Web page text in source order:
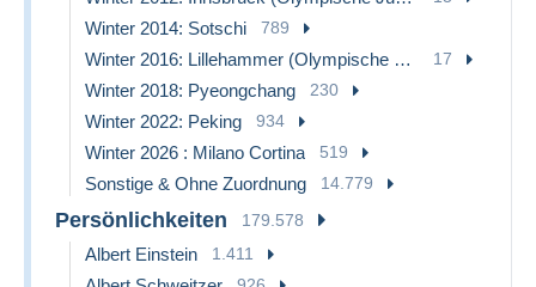
Winter 2014: Sotschi 789
Winter 2016: Lillehammer (Olympische Jugendspiele) 17
Winter 2018: Pyeongchang 230
Winter 2022: Peking 934
Winter 2026 : Milano Cortina 519
Sonstige & Ohne Zuordnung 14.779
Persönlichkeiten 179.578
Albert Einstein 1.411